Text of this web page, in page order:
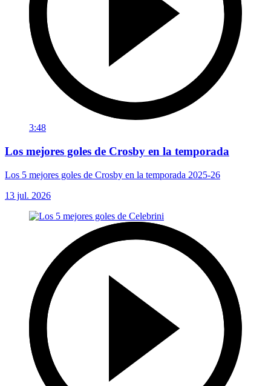
3:48
Los mejores goles de Crosby en la temporada
Los 5 mejores goles de Crosby en la temporada 2025-26
13 jul. 2026